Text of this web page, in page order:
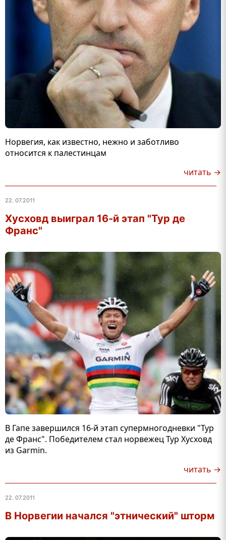
Норвегия, как известно, нежно и заботливо
относится к палестинцам
читать →
22. 07.2011
Хусховд выиграл 16-й этап "Тур де
Франс"
В Гапе завершился 16-й этап супермногодневки "Тур
де Франс". Победителем стал норвежец Тур Хусховд
из Garmin.
читать →
22. 07.2011
В Норвегии начался "этнический" шторм